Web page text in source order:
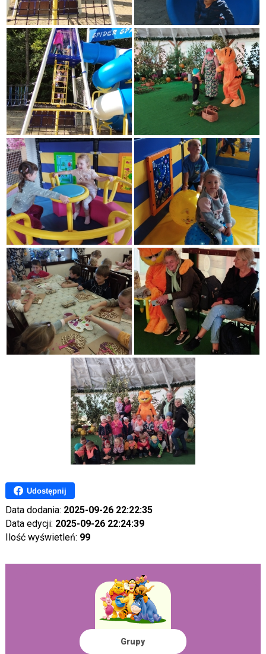
Udostępnij
Data dodania: 2025-09-26 22:22:35
Data edycji: 2025-09-26 22:24:39
Ilość wyświetleń: 99
Grupy